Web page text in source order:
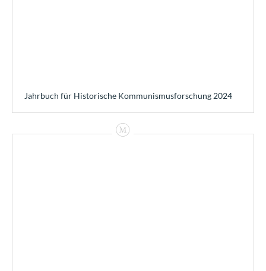
Jahrbuch für Historische Kommunismusforschung 2024